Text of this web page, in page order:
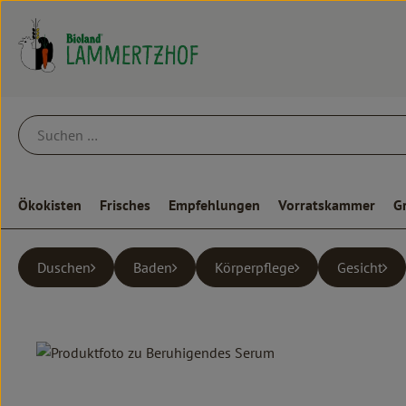
Ökokisten Frisches Empfehlungen Vorratskammer
Duschen Baden Körperpflege Gesicht